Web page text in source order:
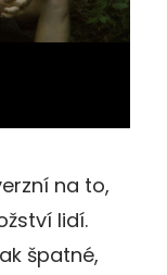
na to,
lidí.
špatné,